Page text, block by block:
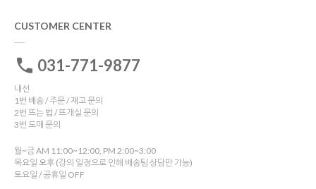
CUSTOMER CENTER
031-771-9877
내선
1번 배송 / 주문 / 재고 문의
2번 뜨는 법 / 뜨개실 문의
3번 도매 문의
월~금 AM 11:00~12:00, PM 2:00~3:00
목요일 오후 (강의 일정으로 인해 배송팀 상담만 가능)
토요일 / 공휴일 OFF